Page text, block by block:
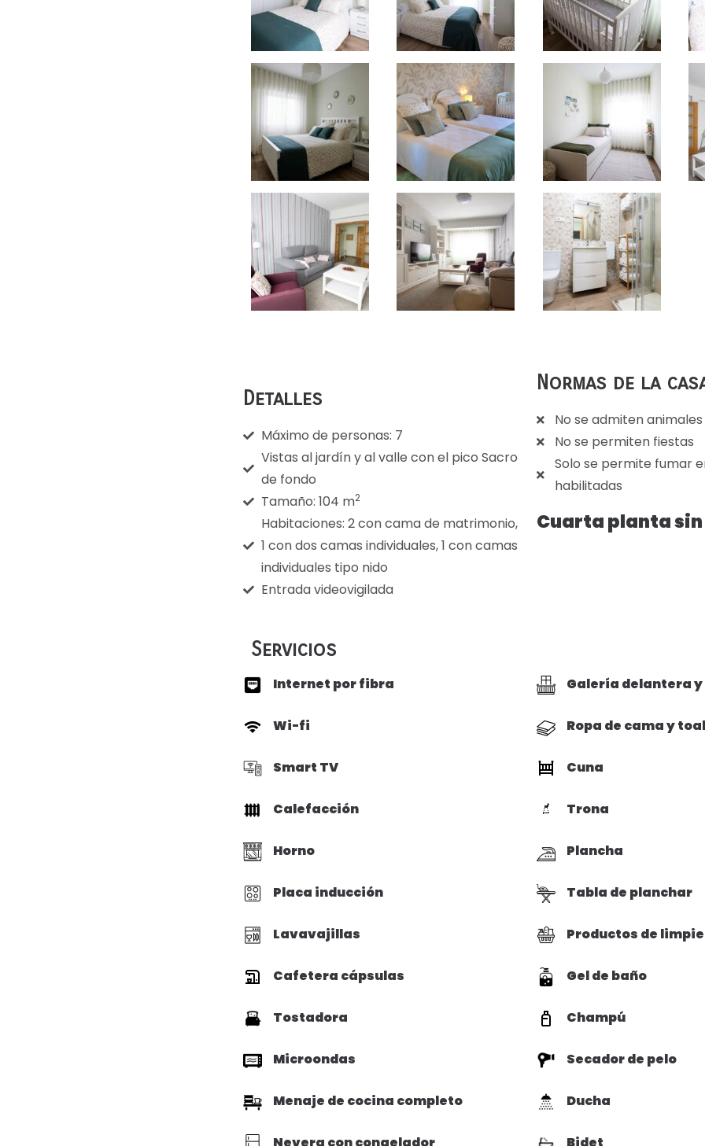
Detalles
Máximo de personas: 7
Vistas al jardín y al valle con el pico Sacro
de fondo
Tamaño: 104 m2
Habitaciones: 2 con cama de matrimonio,
1 con dos camas individuales, 1 con camas
individuales tipo nido
Entrada videovigilada
Normas de la
No se admiten animales
No se permiten fiestas
Solo se permite fumar
habilitadas
Cuarta planta
Servicios
Internet por fibra
Wi-fi
Smart TV
Calefacción
Horno
Placa inducción
Lavavajillas
Cafetera cápsulas
Tostadora
Microondas
Menaje de cocina completo
Nevera con congelador
Galería delantera
Ropa de cama y
Cuna
Trona
Plancha
Tabla de planchar
Productos de
Gel de baño
Champú
Secador de pelo
Ducha
Bidet